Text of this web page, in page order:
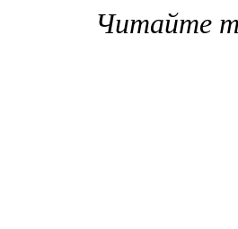
Читайте